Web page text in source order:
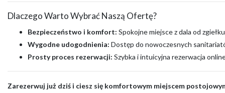
Dlaczego Warto Wybrać Naszą Ofertę?
Bezpieczeństwo i komfort: Spokojne miejsce z dala od
Wygodne udogodnienia: Dostęp do nowoczesnych
Prosty proces rezerwacji: Szybka i intuicyjna rezerwacja
Zarezerwuj już dziś i ciesz się komfortowym miejscem